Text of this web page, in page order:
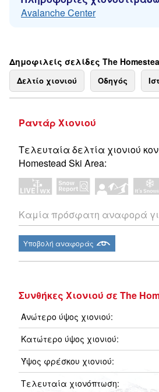
Avalanche Center
Δημοφιλείς σελίδες The
Δελτίο χιονιού Οδηγός
Ραντάρ Χιονιού
Τελευταία δελτία χιονιού
Homestead Ski Area:
Καμία πρόσφατη αναφορά
Υποβολή αναφοράς
Συνθήκες Χιονιού σε The
Ανώτερο ύψος χιονιού:
Κατώτερο ύψος χιονιού:
Ύψος φρέσκου χιονιού:
Τελευταία χιονόπτωση: